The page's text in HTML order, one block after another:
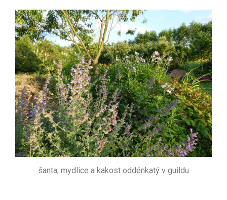
šanta, mydlice a kakost oddénkatý v guildu